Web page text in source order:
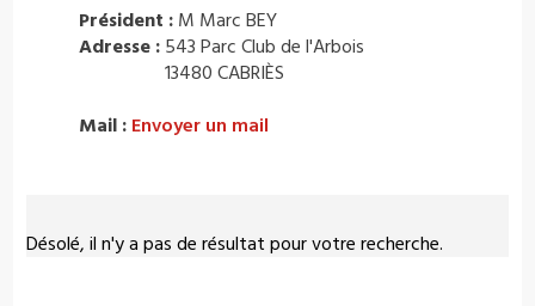
Désolé, il n'y a pas de résultat pour votre recherche.
Président : M Marc BEY
Adresse : 543 Parc Club de l'Arbois
13480 CABRIÈS
Mail : Envoyer un mail